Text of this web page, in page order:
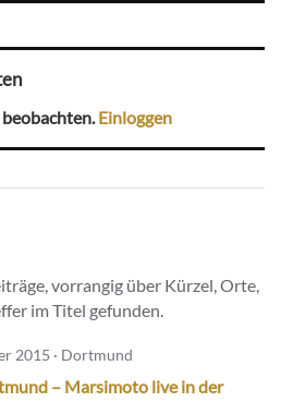
beobachten.Einloggen
vorrangig über Kürzel, Orte,
im Titel gefunden.
2015 · Dortmund
– Marsimoto live in der